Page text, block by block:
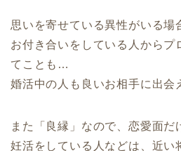
思いを寄せている異性がいる場
お付き合いをしている人からプ
てことも…
婚活中の人も良いお相手に出会
また「良縁」なので、恋愛面だ
妊活をしている人などは、近い